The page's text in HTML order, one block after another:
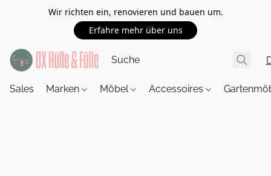
Wir richten ein, renovieren und bauen um.
Erfahre mehr über uns
Sales Marken Möbel Accessoires